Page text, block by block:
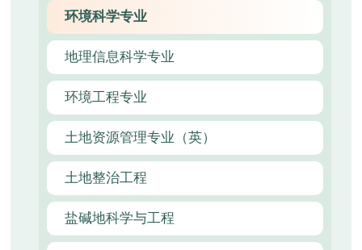
环境科学专业
地理信息科学专业
环境工程专业
土地资源管理专业（英）
土地整治工程
盐碱地科学与工程